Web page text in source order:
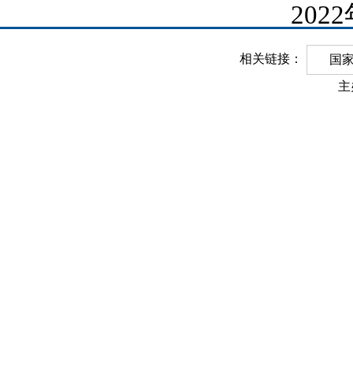
相关链接：
国